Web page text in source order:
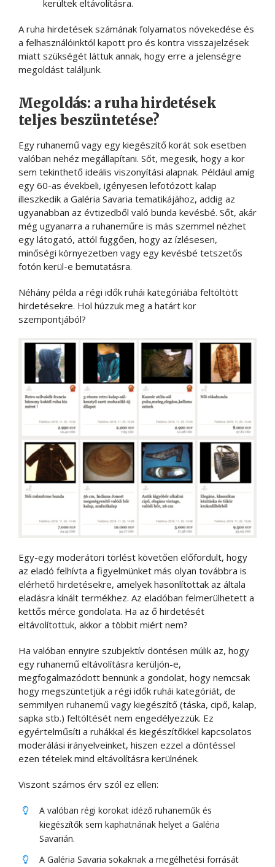
kerültek eltávolításra.
A ruha hirdetések számának folyamatos növekedése és
a felhasználóinktól kapott pro és kontra visszajelzések
miatt szükségét láttuk annak, hogy erre a jelenségre
megoldást találjunk.
Megoldás: a ruha hirdetések
teljes beszüntetése?
Egy ruhanemű vagy egy kiegészítő korát sok esetben
valóban nehéz megállapítani. Sőt, megesik, hogy a kor
sem tekinthető ideális viszonyítási alapnak. Például amíg
egy 60-as évekbeli, igényesen lefotózott kalap
illeszkedik a Galéria Savaria tematikájához, addig az
ugyanabban az évtizedből való bunda kevésbé. Sőt, akár
még ugyanarra a ruhaneműre is más szemmel nézhet
egy látogató, attól függően, hogy az ízlésesen,
minőségi környezetben vagy egy kevésbé tetszetős
fotón kerül-e bemutatásra.
Néhány példa a régi idők ruhái kategóriába feltöltött
hirdetésekre. Hol húzzuk meg a határt kor
szempontjából?
Egy-egy moderátori törlést követően előfordult, hogy
az eladó felhívta a figyelmünket más olyan továbbra is
elérhető hirdetésekre, amelyek hasonlítottak az általa
eladásra kínált termékhez. Az eladóban felmerülhetett a
kettős mérce gondolata. Ha az ő hirdetését
eltávolítottuk, akkor a többit miért nem?
Ha valóban ennyire szubjektív döntésen múlik az, hogy
egy ruhanemű eltávolításra kerüljön-e,
megfogalmazódott bennünk a gondolat, hogy nemcsak
hogy megszüntetjük a régi idők ruhái kategóriát, de
semmilyen ruhanemű vagy kiegészítő (táska, cipő, kalap,
sapka stb.) feltöltését nem engedélyezzük. Ez
egyértelműsíti a ruhákkal és kiegészítőkkel kapcsolatos
moderálási irányelveinket, hiszen ezzel a döntéssel
ezen tételek mind eltávolításra kerülnének.
Viszont számos érv szól ez ellen:
A valóban régi korokat idéző ruhaneműk és
kiegészítők sem kaphatnának helyet a Galéria
Savarián.
A Galéria Savaria sokaknak a megélhetési forrását